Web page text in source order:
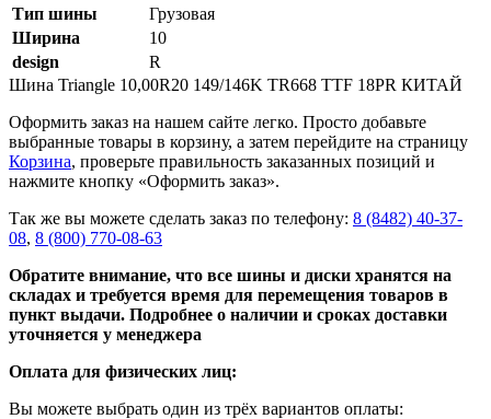
Тип шины
Грузовая
Ширина
10
design
R
Шина Triangle 10,00R20 149/146K TR668 TTF 18PR КИТАЙ
Оформить заказ на нашем сайте легко. Просто добавьте
выбранные товары в корзину, а затем перейдите на страницу
Корзина, проверьте правильность заказанных позиций и
нажмите кнопку «Оформить заказ».
Так же вы можете сделать заказ по телефону: 8 (8482) 40-37-
08, 8 (800) 770-08-63
Обратите внимание, что все шины и диски хранятся на
складах и требуется время для перемещения товаров в
пункт выдачи. Подробнее о наличии и сроках доставки
уточняется у менеджера
Оплата для физических лиц:
Вы можете выбрать один из трёх вариантов оплаты: